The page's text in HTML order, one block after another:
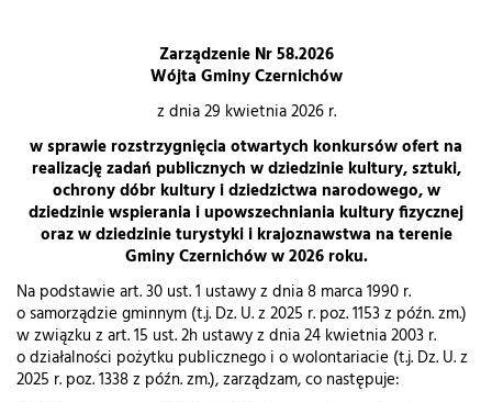
Zarządzenie Nr 58.2026
Wójta Gminy Czernichów
z dnia 29 kwietnia 2026 r.
w sprawie rozstrzygnięcia otwartych konkursów ofert na
realizację zadań publicznych w dziedzinie kultury, sztuki,
ochrony dóbr kultury i dziedzictwa narodowego, w
dziedzinie wspierania i upowszechniania kultury fizycznej
oraz w dziedzinie turystyki i krajoznawstwa na terenie
Gminy Czernichów w 2026 roku.
Na podstawie art. 30 ust. 1 ustawy z dnia 8 marca 1990 r.
o samorządzie gminnym (t.j. Dz. U. z 2025 r. poz. 1153 z późn. zm.)
w związku z art. 15 ust. 2h ustawy z dnia 24 kwietnia 2003 r.
o działalności pożytku publicznego i o wolontariacie (t.j. Dz. U. z
2025 r. poz. 1338 z późn. zm.), zarządzam, co następuje: